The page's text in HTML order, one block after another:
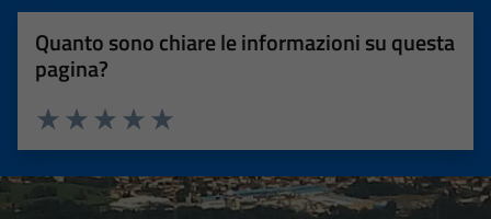
Quanto sono chiare le informazioni su questa
pagina?
Valuta 5 stelle su 5
Valuta 4 stelle su 5
Valuta 3 stelle su 5
Valuta 2 stelle su 5
Valuta 1 stelle su 5